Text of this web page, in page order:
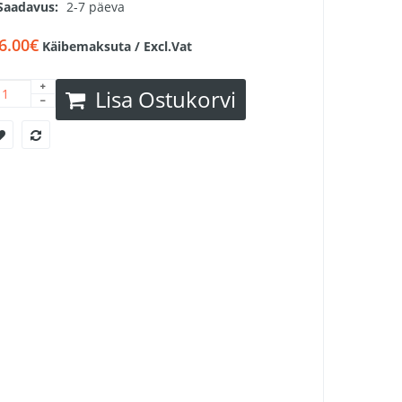
2-7 päeva
Käibemaksuta / Excl.Vat
Lisa Ostukorvi